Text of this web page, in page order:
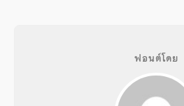
ฟอนต์โดย